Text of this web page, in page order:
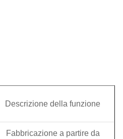
Descrizione della funzione
Fabbricazione a partire da